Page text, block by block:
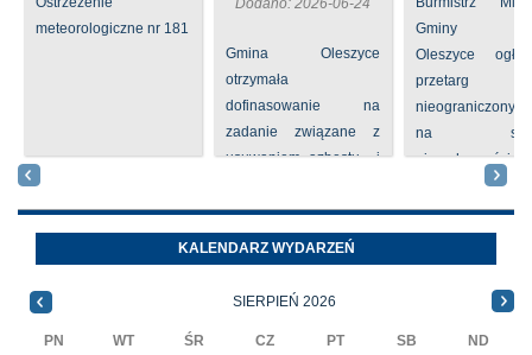
meteorologiczne nr 181
Dodano: 2026-06-24
Gmina Oleszyce
otrzymała
dofinasowanie na
zadanie związane z
usuwaniem azbestu i
azbest w ramach
programu
priorytetowego
NFOŚiGW pn.
Gminy
Oleszyce
przetarg
nieograniczony
na
nieruchomości nr
Oleszycach
Orzeszkowej.
informacji ...
KALENDARZ WYDARZEŃ
SIERPIEŃ 2026
PN WT ŚR CZ PT SB ND